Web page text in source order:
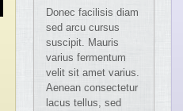
Donec facilisis diam
sed arcu cursus
suscipit. Mauris
varius fermentum
velit sit amet varius.
Aenean consectetur
lacus tellus, sed